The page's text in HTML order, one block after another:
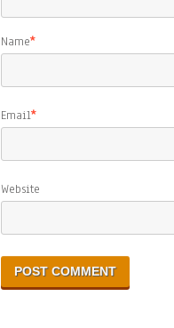
Name*
Email*
Website